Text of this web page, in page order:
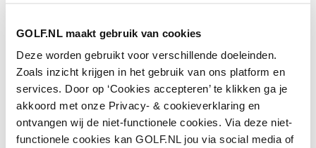
GOLF.NL maakt gebruik van cookies
Deze worden gebruikt voor verschillende doeleinden.
Zoals inzicht krijgen in het gebruik van ons platform en
services. Door op ‘Cookies accepteren’ te klikken ga je
akkoord met onze Privacy- & cookieverklaring en
ontvangen wij de niet-functionele cookies. Via deze niet-
functionele cookies kan GOLF.NL jou via social media of
'They brought it to my attention, but they said it was
totally within the rules. For people to be complaining,
they often don't know what they are talking about.'
Veel spelers en caddies op de PGA Champions Tour
zeggen dat het tijd is dat de R&A en USGA actie
ondernemen, ongeacht of Langer, die in 2017 al twee